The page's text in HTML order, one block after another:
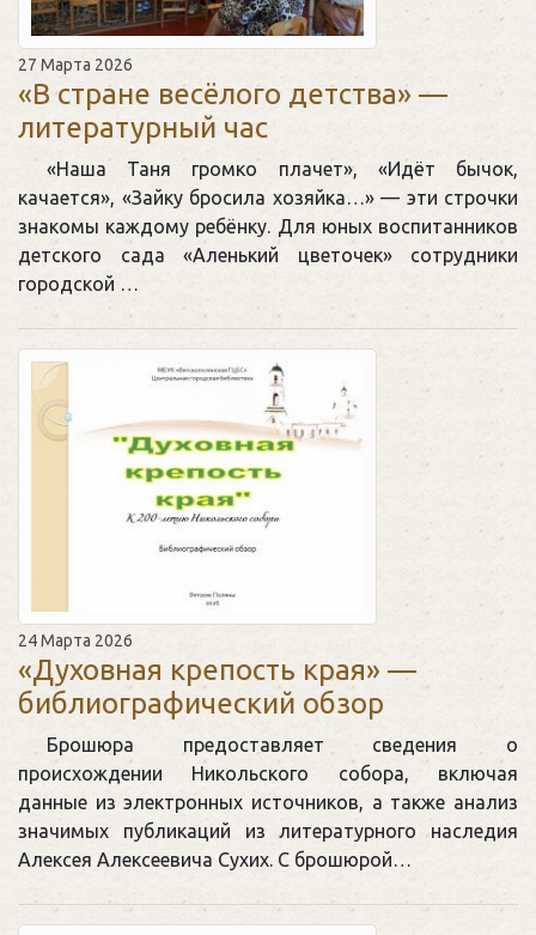
27 Марта 2026
«В стране весёлого детства» —
литературный час
«Наша Таня громко плачет», «Идёт бычок,
качается», «Зайку бросила хозяйка…» — эти строчки
знакомы каждому ребёнку. Для юных воспитанников
детского сада «Аленький цветочек» сотрудники
городской …
24 Марта 2026
«Духовная крепость края» —
библиографический обзор
Брошюра предоставляет сведения о
происхождении Никольского собора, включая
данные из электронных источников, а также анализ
значимых публикаций из литературного наследия
Алексея Алексеевича Сухих. С брошюрой…